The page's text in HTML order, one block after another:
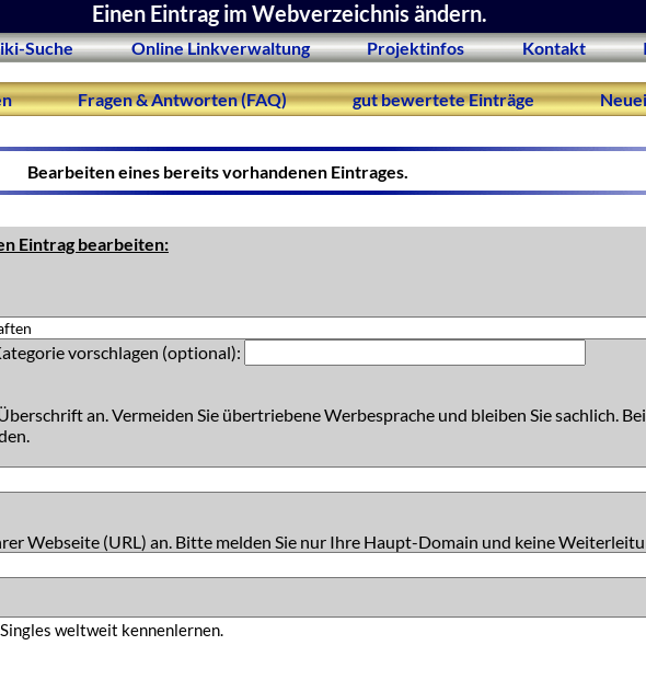
Einen Eintrag im Webverzeichnis ändern.
Suche Online Linkverwaltung Projektinfos Kontakt
Fragen & Antworten (FAQ) gut bewertete Einträge
Bearbeiten eines bereits vorhandenen Eintrages.
Eintrag bearbeiten:
vorschlagen (optional):
an. Vermeiden Sie übertriebene Werbesprache und bleiben Sie sachlich.
Webseite (URL) an. Bitte melden Sie nur Ihre Haupt-Domain und keine